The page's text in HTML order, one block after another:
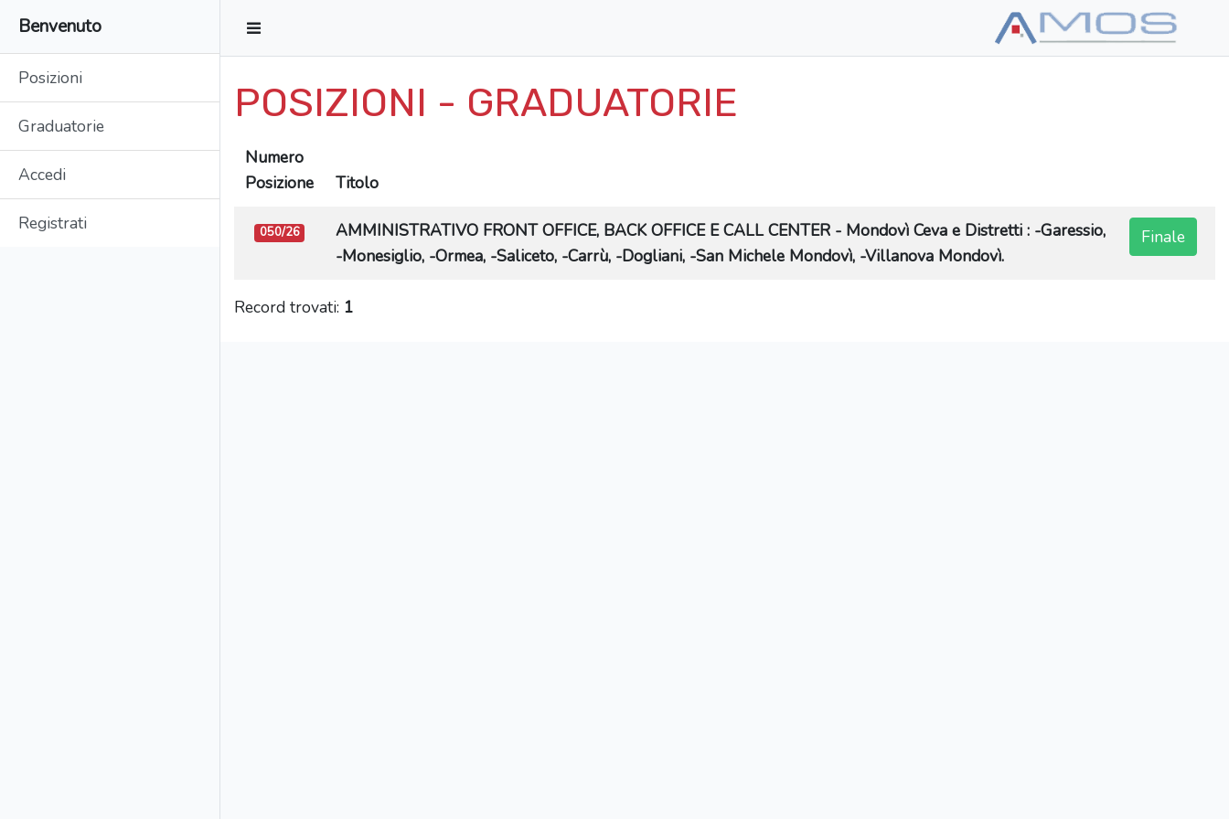
Benvenuto
Posizioni
Graduatorie
Accedi
Registrati
POSIZIONI - GRADUATORIE
Numero
Posizione
Titolo
050/26
AMMINISTRATIVO FRONT OFFICE, BACK OFFICE E CALL CENTER - Mondovì Ceva e Distretti : -Garessio,
-Monesiglio, -Ormea, -Saliceto, -Carrù, -Dogliani, -San Michele Mondovì, -Villanova Mondovì.
Finale
Record trovati: 1